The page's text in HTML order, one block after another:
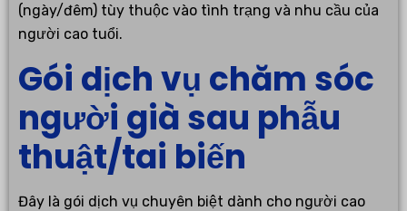
(ngày/đêm) tùy thuộc vào tình trạng và nhu cầu của
người cao tuổi.
Gói dịch vụ chăm sóc
người già sau phẫu
thuật/tai biến
Đây là gói dịch vụ chuyên biệt dành cho người cao